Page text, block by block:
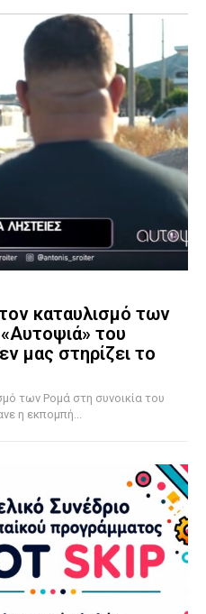
καταυλισμό των
του
μας στηρίζει το
των Ρομά στη συνοικία του
η εκπομπή...